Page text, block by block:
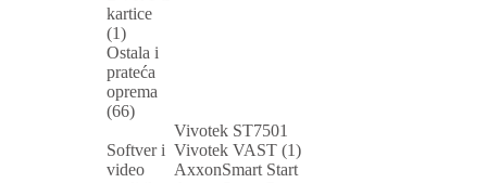
kartice
(1)
Ostala i
prateća
oprema
(66)
Softver i
video
Vivotek ST7501
Vivotek VAST (1)
AxxonSmart Start